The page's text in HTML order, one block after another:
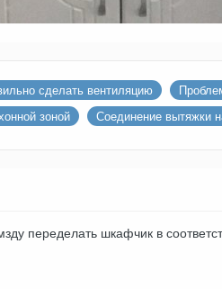
сделать вентиляцию
зоной Соединение вытяжки
переделать шкафчик в